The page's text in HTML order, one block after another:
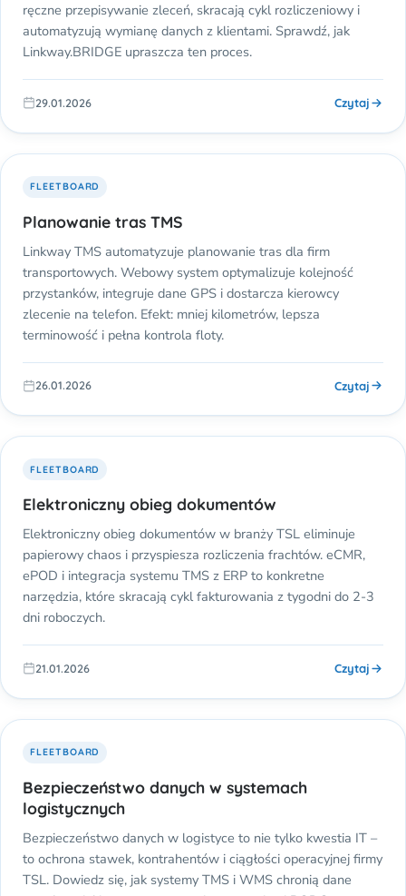
ręczne przepisywanie zleceń, skracają cykl rozliczeniowy i
automatyzują wymianę danych z klientami. Sprawdź, jak
Linkway.BRIDGE upraszcza ten proces.
29.01.2026 Czytaj
FLEETBOARD
Planowanie tras TMS
Linkway TMS automatyzuje planowanie tras dla firm
transportowych. Webowy system optymalizuje kolejność
przystanków, integruje dane GPS i dostarcza kierowcy
zlecenie na telefon. Efekt: mniej kilometrów, lepsza
terminowość i pełna kontrola floty.
26.01.2026 Czytaj
FLEETBOARD
Elektroniczny obieg dokumentów
Elektroniczny obieg dokumentów w branży TSL eliminuje
papierowy chaos i przyspiesza rozliczenia frachtów. eCMR,
ePOD i integracja systemu TMS z ERP to konkretne
narzędzia, które skracają cykl fakturowania z tygodni do 2-3
dni roboczych.
21.01.2026 Czytaj
FLEETBOARD
Bezpieczeństwo danych w systemach
logistycznych
Bezpieczeństwo danych w logistyce to nie tylko kwestia IT –
to ochrona stawek, kontrahentów i ciągłości operacyjnej firmy
TSL. Dowiedz się, jak systemy TMS i WMS chronią dane